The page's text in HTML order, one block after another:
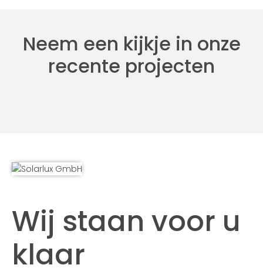
Neem een kijkje in onze
recente projecten
Wij staan voor u
klaar